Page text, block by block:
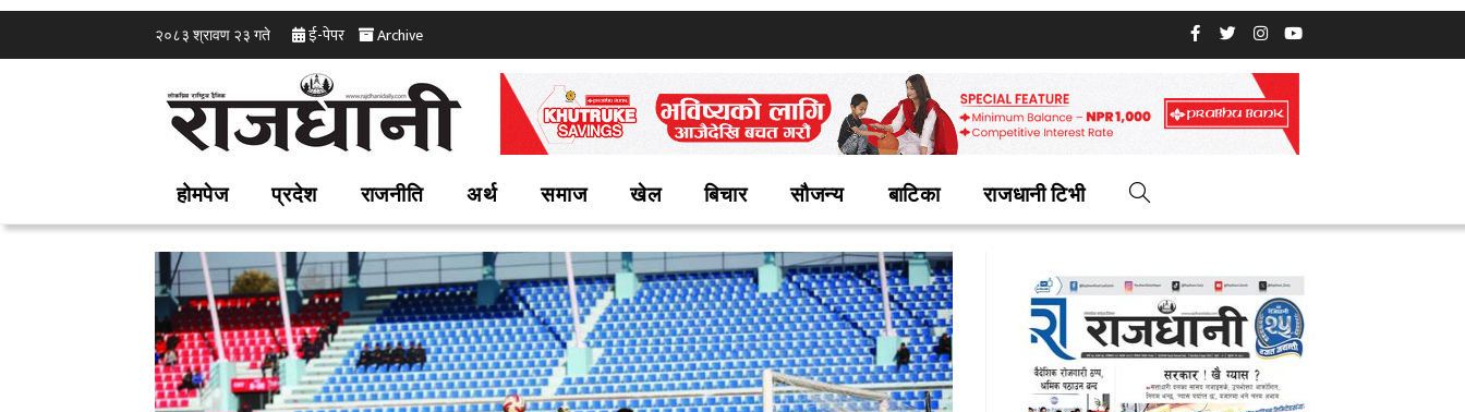
२०८३ श्रावण २३ गते ई-पेपर Archive
होमपेज प्रदेश राजनीति अर्थ समाज खेल बिचार सौजन्य बाटिका राजधानी टिभी